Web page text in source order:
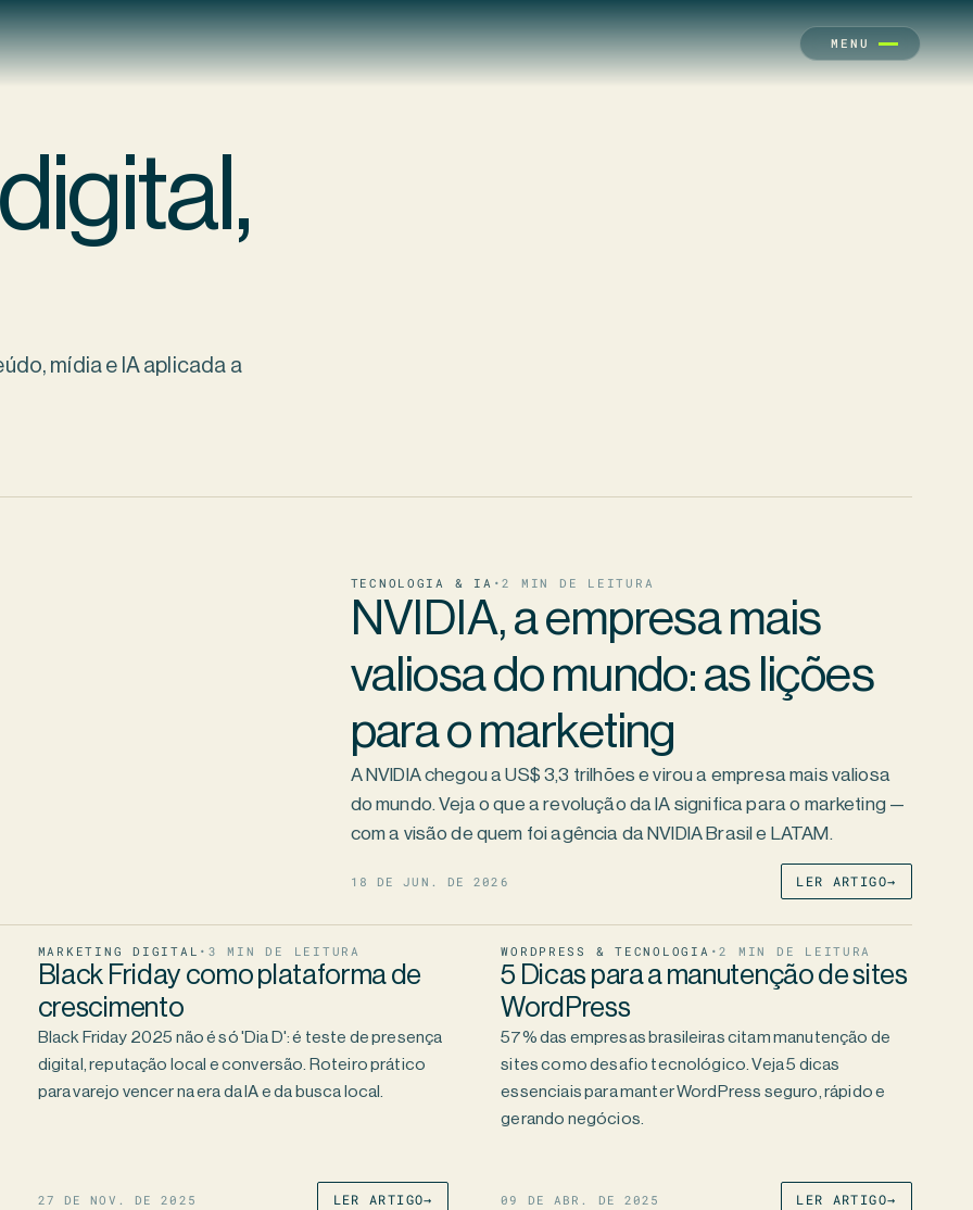
MENU
mídia e IA aplicada a
TECNOLOGIA & IA •2 MIN DE LEITURA
NVIDIA, a empresa mais
valiosa do mundo: as lições
para o marketing
A NVIDIA chegou a US$ 3,3 trilhões e virou a empresa mais valiosa
do mundo. Veja o que a revolução da IA significa para o marketing —
com a visão de quem foi agência da NVIDIA Brasil e LATAM.
18 DE JUN. DE 2026 LER ARTIGO→
MARKETING DIGITAL • 3 MIN DE LEITURA
Black Friday como plataforma de
crescimento
Black Friday 2025 não é só 'Dia D': é teste de presença
digital, reputação local e conversão. Roteiro prático
para varejo vencer na era da IA e da busca local.
27 DE NOV. DE 2025 LER ARTIGO→
WORDPRESS & TECNOLOGIA •2 MIN DE LEITURA
5 Dicas para a manutenção de sites
WordPress
57% das empresas brasileiras citam manutenção de
sites como desafio tecnológico. Veja 5 dicas
essenciais para manter WordPress seguro, rápido e
gerando negócios.
09 DE ABR. DE 2025 LER ARTIGO→